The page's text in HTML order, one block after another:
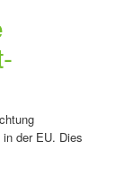
der EU. Dies